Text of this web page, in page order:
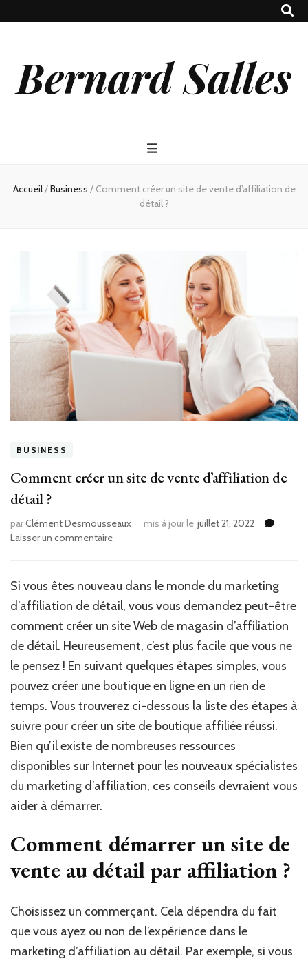
Bernard Salles
Accueil/Business / Comment créer un site de vente d’affiliation de
détail ?
BUSINESS
Comment créer un site de vente d’affiliation de
détail ?
parClément Desmousseaux mis à jour le juillet 21, 2022
Laisser un commentairesur
de
vente
d’affiliation
de
détail
?
Si vous êtes nouveau dans le monde du marketing
d’affiliation de détail, vous vous demandez peut-être
comment créer un site Web de magasin d’affiliation
de détail. Heureusement, c’est plus facile que vous ne
le pensez ! En suivant quelques étapes simples, vous
pouvez créer une boutique en ligne en un rien de
temps. Vous trouverez ci-dessous la liste des étapes à
suivre pour créer un site de boutique affiliée réussi.
Bien qu’il existe de nombreuses ressources
disponibles sur Internet pour les nouveaux spécialistes
du marketing d’affiliation, ces conseils devraient vous
aider à démarrer.
Comment démarrer un site de
vente au détail par affiliation ?
Choisissez un commerçant. Cela dépendra du fait
que vous ayez ou non de l’expérience dans le
marketing d’affiliation au détail. Par exemple, si vous